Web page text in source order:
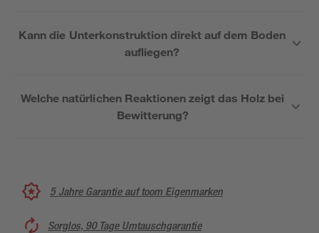
Kann die Unterkonstruktion direkt auf dem Boden
aufliegen?
Welche natürlichen Reaktionen zeigt das Holz bei
Bewitterung?
5 Jahre Garantie auf toom Eigenmarken
Sorglos, 90 Tage Umtauschgarantie